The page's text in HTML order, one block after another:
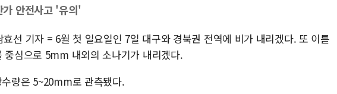
안전사고 '유의'
효선 기자 = 6월 첫 일요일인 7일 대구와 경북권 전역에 비가 내리겠다. 또 이튿
중심으로 5mm 내외의 소나기가 내리겠다.
량은 5~20mm로 관측됐다.